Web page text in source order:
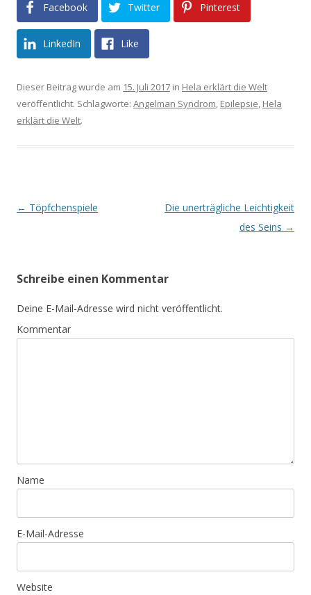
Facebook Twitter Pinterest
LinkedIn Like
Dieser Beitrag wurde am 15. Juli 2017 in Hela erklärt die Welt
veröffentlicht. Schlagworte: Angelman Syndrom, Epilepsie, Hela
erklärt die Welt.
Beitrags-
← Töpfchenspiele
Die unerträgliche Leichtigkeit
des Seins →
Schreibe einen Kommentar
Deine E-Mail-Adresse wird nicht veröffentlicht.
Kommentar
Name
E-Mail-Adresse
Website